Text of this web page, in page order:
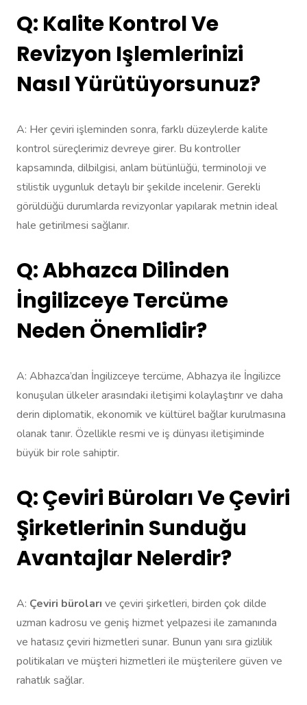
Q: Kalite Kontrol Ve
Revizyon Işlemlerinizi
Nasıl Yürütüyorsunuz?
A: Her çeviri işleminden sonra, farklı düzeylerde kalite
kontrol süreçlerimiz devreye girer. Bu kontroller
kapsamında, dilbilgisi, anlam bütünlüğü, terminoloji ve
stilistik uygunluk detaylı bir şekilde incelenir. Gerekli
görüldüğü durumlarda revizyonlar yapılarak metnin ideal
hale getirilmesi sağlanır.
Q: Abhazca Dilinden
İngilizceye Tercüme
Neden Önemlidir?
A: Abhazca’dan İngilizceye tercüme, Abhazya ile İngilizce
konuşulan ülkeler arasındaki iletişimi kolaylaştırır ve daha
derin diplomatik, ekonomik ve kültürel bağlar kurulmasına
olanak tanır. Özellikle resmi ve iş dünyası iletişiminde
büyük bir role sahiptir.
Q: Çeviri Büroları Ve Çeviri
Şirketlerinin Sunduğu
Avantajlar Nelerdir?
A: Çeviri büroları ve çeviri şirketleri, birden çok dilde
uzman kadrosu ve geniş hizmet yelpazesi ile zamanında
ve hatasız çeviri hizmetleri sunar. Bunun yanı sıra gizlilik
politikaları ve müşteri hizmetleri ile müşterilere güven ve
rahatlık sağlar.